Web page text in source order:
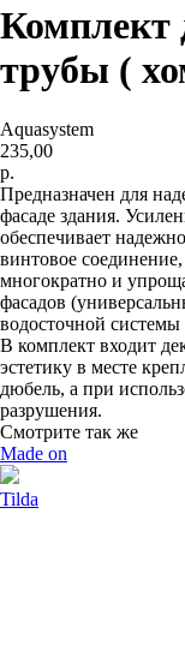
Комплект
трубы (
Aquasystem
235,00
р.
Предназначен для
фасаде здания.
обеспечивает
винтовое
многократно и
фасадов
водосточной системы
В комплект входит
эстетику в месте
дюбель, а при
разрушения.
Смотрите так же
Made on
Tilda